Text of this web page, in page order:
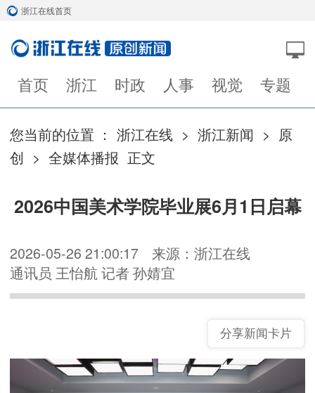
浙江在线首页
首页 浙江 时政 人事 视觉 专题
您当前的位置 ： 浙江在线 > 浙江新闻 > 原
创 > 全媒体播报 正文
2026中国美术学院毕业展6月1日启幕
2026-05-26 21:00:17
来源：浙江在线
通讯员 王怡航 记者 孙婧宜
分享新闻卡片